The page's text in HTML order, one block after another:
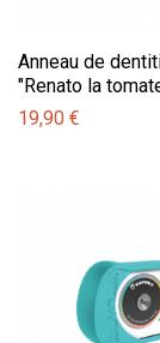
Anneau de
"Renato la
19,90 €